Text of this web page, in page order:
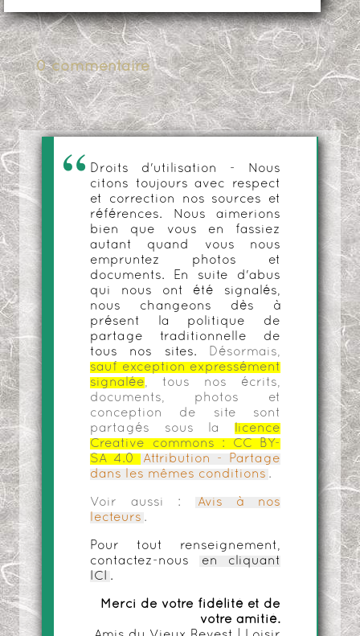
0 commentaire
Droits d'utilisation - Nous
citons toujours avec respect
et correction nos sources et
références. Nous aimerions
bien que vous en fassiez
autant quand vous nous
empruntez photos et
documents. En suite d'abus
qui nous ont été signalés,
nous changeons dès à
présent la politique de
partage traditionnelle de
tous nos sites.
Désormais,
sauf exception expressément
signalée, tous nos écrits,
documents, photos et
conception de site sont
partagés sous la
licence
Creative commons :
CC BY-
SA 4.0
Attribution - Partage
dans les mêmes conditions .
Voir aussi :
Avis à nos
lecteurs .
Pour tout renseignement,
contactez-nous
en cliquant
ICI
.
Merci de votre fidélité et de
votre amitié.